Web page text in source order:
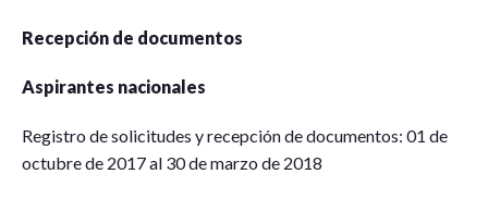
Recepción de documentos
Aspirantes nacionales
Registro de solicitudes y recepción de documentos: 01 de
octubre de 2017 al 30 de marzo de 2018